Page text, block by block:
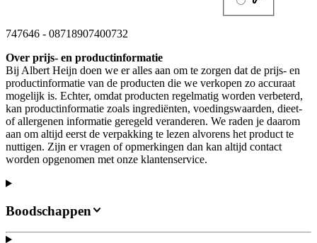
747646 - 08718907400732
Over prijs- en productinformatie
Bij Albert Heijn doen we er alles aan om te zorgen dat de prijs- en
productinformatie van de producten die we verkopen zo accuraat
mogelijk is. Echter, omdat producten regelmatig worden verbeterd,
kan productinformatie zoals ingrediënten, voedingswaarden, dieet-
of allergenen informatie geregeld veranderen. We raden je daarom
aan om altijd eerst de verpakking te lezen alvorens het product te
nuttigen. Zijn er vragen of opmerkingen dan kan altijd contact
worden opgenomen met onze klantenservice.
Boodschappen